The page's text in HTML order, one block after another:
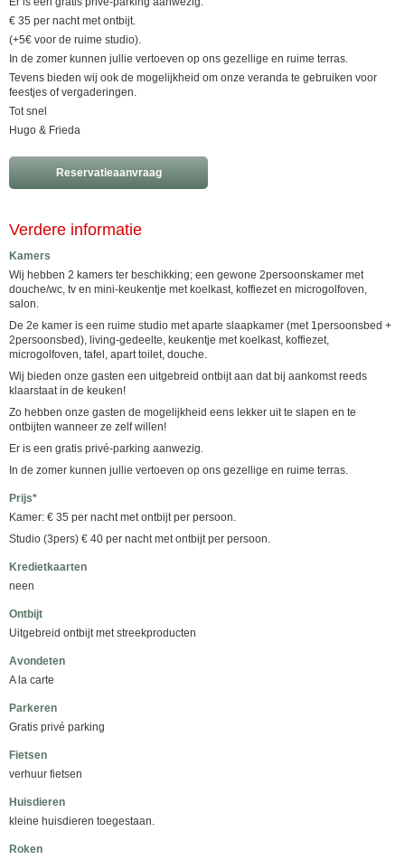
€ 35 per nacht met ontbijt.
(+5€ voor de ruime studio).
In de zomer kunnen jullie vertoeven op ons gezellige en ruime terras.
Tevens bieden wij ook de mogelijkheid om onze veranda te gebruiken voor
feestjes of vergaderingen.
Tot snel
Hugo & Frieda
Reservatieaanvraag
Verdere informatie
Kamers
Wij hebben 2 kamers ter beschikking; een gewone 2persoonskamer met
douche/wc, tv en mini-keukentje met koelkast, koffiezet en microgolfoven,
salon.
De 2e kamer is een ruime studio met aparte slaapkamer (met 1persoonsbed +
2persoonsbed), living-gedeelte, keukentje met koelkast, koffiezet,
microgolfoven, tafel, apart toilet, douche.
Wij bieden onze gasten een uitgebreid ontbijt aan dat bij aankomst reeds
klaarstaat in de keuken!
Zo hebben onze gasten de mogelijkheid eens lekker uit te slapen en te
ontbijten wanneer ze zelf willen!
Er is een gratis privé-parking aanwezig.
In de zomer kunnen jullie vertoeven op ons gezellige en ruime terras.
Prijs*
Kamer: € 35 per nacht met ontbijt per persoon.
Studio (3pers) € 40 per nacht met ontbijt per persoon.
Kredietkaarten
neen
Ontbijt
Uitgebreid ontbijt met streekproducten
Avondeten
A la carte
Parkeren
Gratis privé parking
Fietsen
verhuur fietsen
Huisdieren
kleine huisdieren toegestaan.
Roken